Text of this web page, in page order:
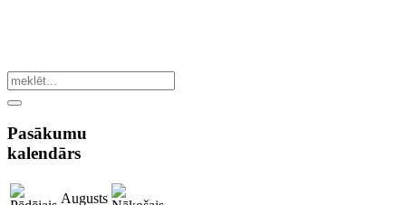
Pasākumu
kalendārs
Augusts